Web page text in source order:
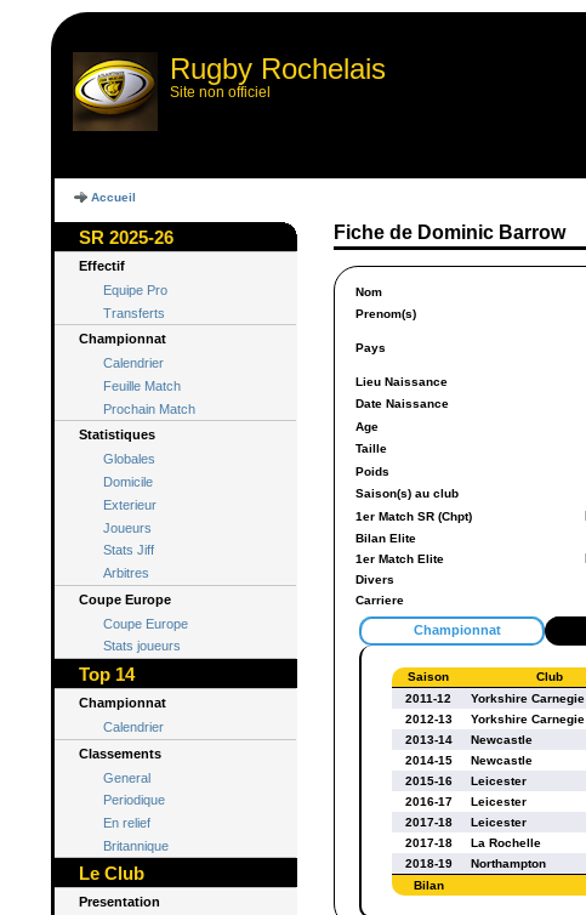
Rugby Rochelais
Site non officiel
Accueil
SR 2025-26
Effectif
Equipe Pro
Transferts
Championnat
Calendrier
Feuille Match
Prochain Match
Statistiques
Globales
Domicile
Exterieur
Joueurs
Stats Jiff
Arbitres
Coupe Europe
Coupe Europe
Stats joueurs
Top 14
Championnat
Calendrier
Classements
General
Periodique
En relief
Britannique
Le Club
Presentation
Fiche de Dominic Barrow
Nom
Prenom(s)
Pays
Lieu Naissance
Date Naissance
Age
Taille
Poids
Saison(s) au club
1er Match SR (Chpt)
Bilan Elite
1er Match Elite
Divers
Carriere
Championnat
Saison Club
2011-12
Yorkshire Carnegie
2012-13
Yorkshire Carnegie
2013-14
Newcastle
2014-15
Newcastle
2015-16
Leicester
2016-17
Leicester
2017-18
Leicester
2017-18
La Rochelle
2018-19
Northampton
Bilan